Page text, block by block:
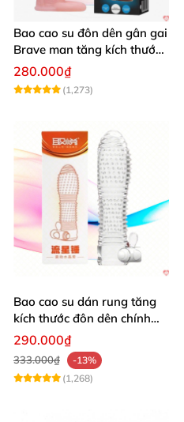
Bao cao su đôn dên gân gai
Brave man tăng kích thước
khủng
280.000₫
(1,273)
Bao cao su dán rung tăng
kích thước đôn dên chính
hãng Aichao
290.000₫
333.000₫
-13%
(1,268)